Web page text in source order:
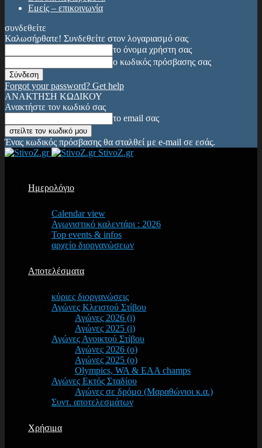
Εμείς – επικοινωνία
συνδεθείτε
Καλωσήρθατε! Συνδεθείτε στον λογαριασμό σας
το όνομα χρήστη σας
ο κωδικός πρόσβασης σας
Forgot your password? Get help
ΑΝΑΚΤΗΣΗ ΚΩΔΙΚΟΥ
Ανακτήστε τον κωδικό σας
το email σας
Ένας κωδικός πρόσβασης θα σταλθεί με e-mail σε εσάς.
StivoZ.gr
Ημερολόγιο
Calendar view
Αγωνιστικό καλεντάρι : 2026
Top events & infos
αρχείο διοργανώσεων
Αποτελέσματα
κύριες διοργανώσεις
Αγώνες Κλειστού Στίβου
Αγώνες 2026 (i)
Αγώνες 2025 (i)
Αγώνες Ανοικτού Στίβου
Αγώνες 2026 (o)
Αγώνες 2025 (o)
Olympics, WA & EAA champs
Αγώνες Εκτός Σταδίου
Αγώνες σε δρόμο (Μαραθώνιοι κ.α.)
Συντ. αποτελεσμάτων
Χρήσιμα